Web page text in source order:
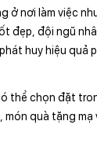
nơi làm việc
đẹp, đội ngũ
huy hiệu quả
thể chọn đặt
quà tặng